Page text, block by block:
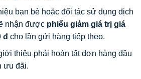
bạn bè hoặc đối tác sử dụng dịch
nhận được phiếu giảm giá trị giá
đcho lần gửi hàng tiếp theo.
thiệu phải hoàn tất đơn hàng đầu
ưu đãi.